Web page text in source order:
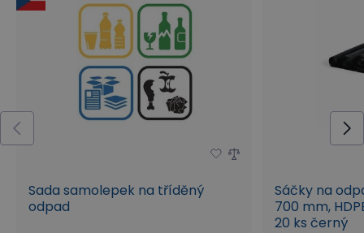
Sada samolepek na tříděný
odpad
Sáčky na
700 mm,
20 ks černý